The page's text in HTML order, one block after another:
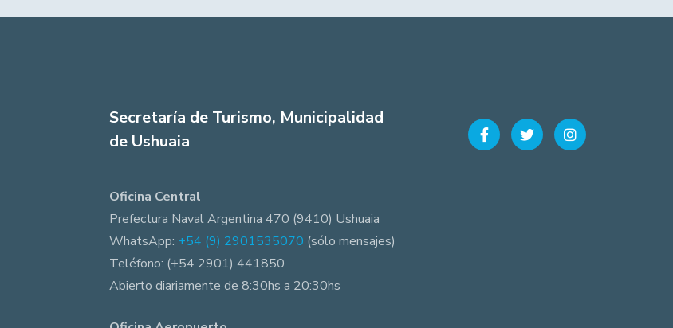
Secretaría de Turismo, Municipalidad
de Ushuaia
Oficina Central
Prefectura Naval Argentina 470 (9410) Ushuaia
WhatsApp: +54 (9) 2901535070 (sólo mensajes)
Teléfono: (+54 2901) 441850
Abierto diariamente de 8:30hs a 20:30hs